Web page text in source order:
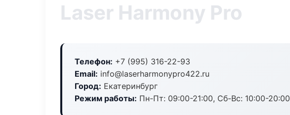
Laser Harmony Pro
Телефон: +7 (995) 316-22-93
Email: info@laserharmonypro422.ru
Город: Екатеринбург
Режим работы: Пн-Пт: 09:00-21:00, Сб-Вс: 10:00-20:00